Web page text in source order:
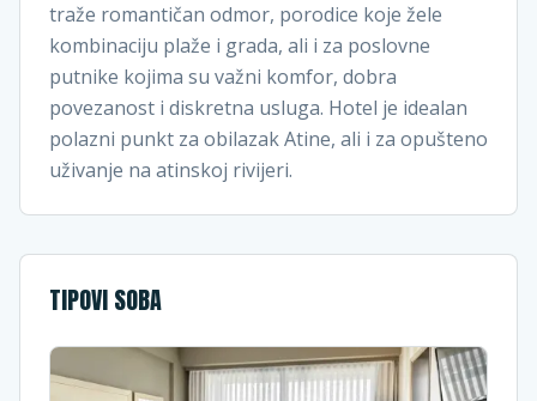
traže romantičan odmor, porodice koje žele
kombinaciju plaže i grada, ali i za poslovne
putnike kojima su važni komfor, dobra
povezanost i diskretna usluga. Hotel je idealan
polazni punkt za obilazak Atine, ali i za opušteno
uživanje na atinskoj rivijeri.
TIPOVI SOBA